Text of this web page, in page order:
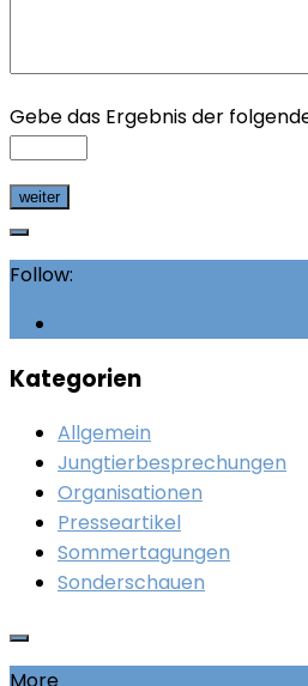
Gebe das Ergebnis der
Follow:
Kategorien
Allgemein
Jungtierbesprechungen
Organisationen
Presseartikel
Sommertagungen
Sonderschauen